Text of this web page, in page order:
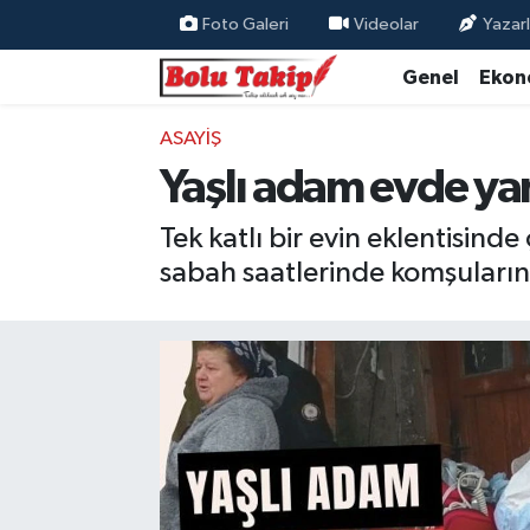
Foto Galeri Videolar
Genel
ASAYIŞ
Yaşlı adam evde
Tek katlı bir evin eklentisinde
sabah saatlerinde